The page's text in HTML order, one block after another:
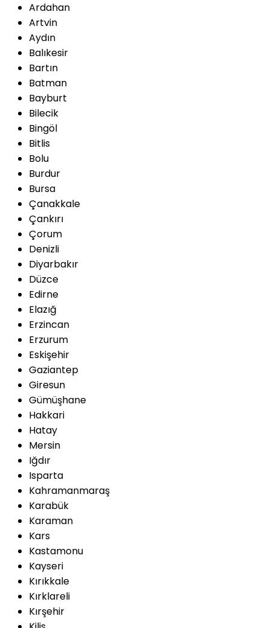
Ardahan
Artvin
Aydın
Balıkesir
Bartın
Batman
Bayburt
Bilecik
Bingöl
Bitlis
Bolu
Burdur
Bursa
Çanakkale
Çankırı
Çorum
Denizli
Diyarbakır
Düzce
Edirne
Elazığ
Erzincan
Erzurum
Eskişehir
Gaziantep
Giresun
Gümüşhane
Hakkari
Hatay
Mersin
Iğdır
Isparta
Kahramanmaraş
Karabük
Karaman
Kars
Kastamonu
Kayseri
Kırıkkale
Kırklareli
Kırşehir